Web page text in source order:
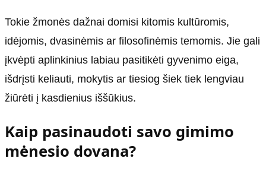
Tokie žmonės dažnai domisi kitomis kultūromis,
idėjomis, dvasinėmis ar filosofinėmis temomis. Jie gali
įkvėpti aplinkinius labiau pasitikėti gyvenimo eiga,
išdrįsti keliauti, mokytis ar tiesiog šiek tiek lengviau
žiūrėti į kasdienius iššūkius.
Kaip pasinaudoti savo gimimo
mėnesio dovana?